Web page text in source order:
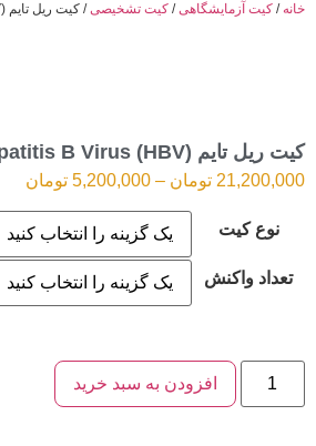
خانه / کیت آزمایشگاهی/ کیت تشخیصی/ کیت ریل تایم (HBV) Hepatitis B Virus
کیت ریل تایم (HBV) Hepatitis B Virus
21,200,000 تومان –
5,200,000 تومان
نوع کیت
تعداد واکنش
افزودن به سبد خرید